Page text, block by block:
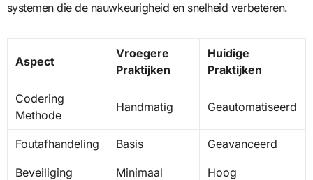
systemen die de nauwkeurigheid en snelheid verbeteren.
Aspect
Vroegere
Praktijken
Huidige
Praktijken
Codering
Methode
Handmatig Geautomatiseerd
Foutafhandeling Basis Geavanceerd
Beveiliging Minimaal Hoog